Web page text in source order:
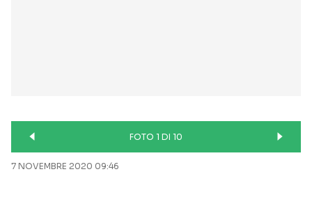
FOTO 1 DI 10
7 NOVEMBRE 2020 09:46